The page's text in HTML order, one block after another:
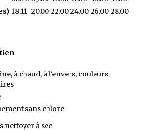
18.11 20.00 22.00 24.00 26.00 28.00
à chaud, à l’envers, couleurs
sans chlore
nettoyer à sec